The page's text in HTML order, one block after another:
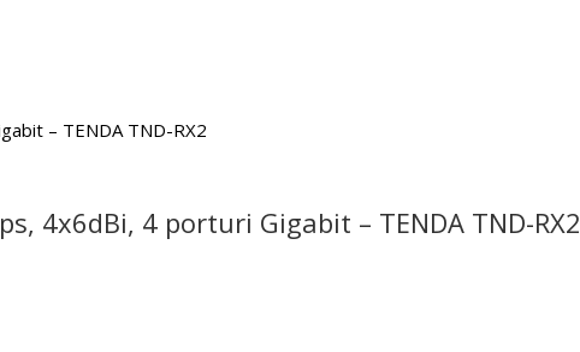
4x6dBi, 4 porturi Gigabit – TENDA TND-RX2